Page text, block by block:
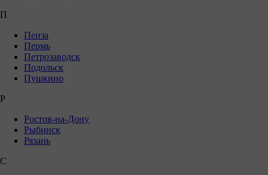
П
Пенза
Пермь
Петрозаводск
Подольск
Пушкино
Р
Ростов-на-Дону
Рыбинск
Рязань
С